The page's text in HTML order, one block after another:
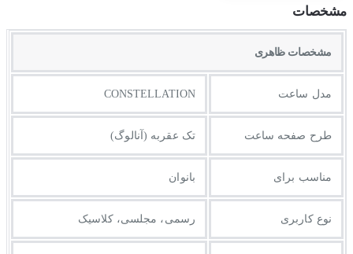
مشخصات
مشخصات ظاهری
مدل ساعت CONSTELLATION
طرح صفحه ساعت تک عقربه (آنالوگ)
مناسب برای بانوان
نوع کاربری رسمی، مجلسی، کلاسیک